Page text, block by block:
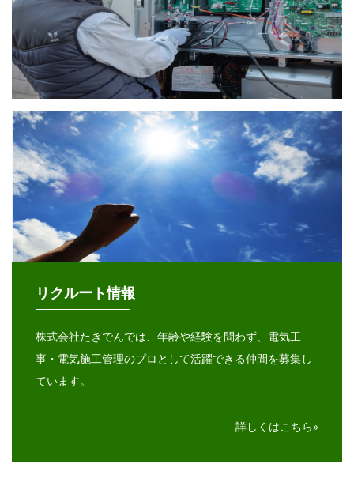
リクルート情報
株式会社たきでんでは、年齢や経験を問わず、電気工
事・電気施工管理のプロとして活躍できる仲間を募集し
ています。
詳しくはこちら